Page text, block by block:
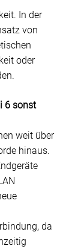
In der
von
oder
6 sonst
weit über
hinaus.
da